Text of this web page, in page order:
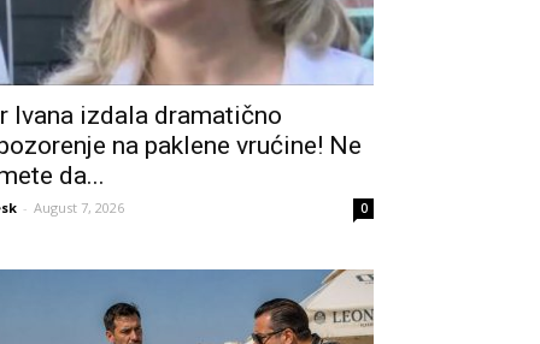
Ivana izdala dramatično
na paklene vrućine! Ne
da...
- August 7, 2026 0